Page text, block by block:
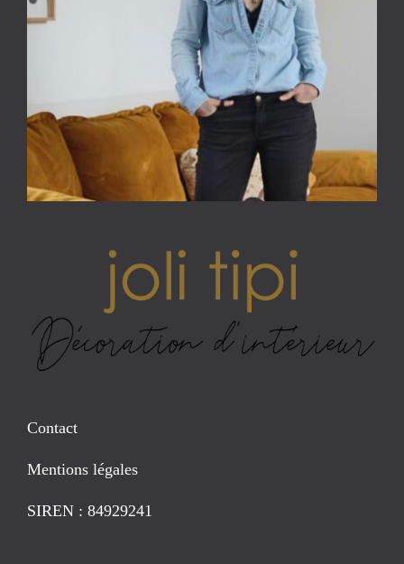
Contact
Mentions légales
SIREN : 84929241